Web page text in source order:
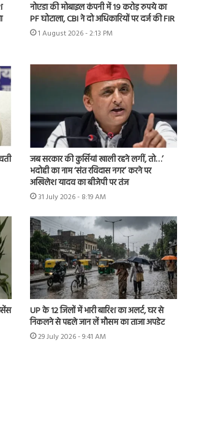
नोएडा की मोबाइल कंपनी में 19 करोड़ रुपये का
PF घोटाला, CBI ने दो अधिकारियों पर दर्ज की FIR
1 August 2026 - 2:13 PM
जब सरकार की कुर्सियां खाली रहने लगीं, तो…’
भदोही का नाम ‘संत रविदास नगर’ करने पर
अखिलेश यादव का बीजेपी पर तंज
31 July 2026 - 8:19 AM
UP के 12 जिलों में भारी बारिश का अलर्ट, घर से
निकलने से पहले जान लें मौसम का ताजा अपडेट
29 July 2026 - 9:41 AM